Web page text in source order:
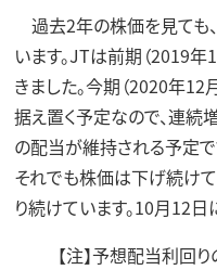
過去2年の株価を見ても
います。JTは前期（2019
きました。今期（2020年
据え置く予定なので、連続
の配当が維持される予定で
それでも株価は下げ続け
り続けています。10月12日
【注】予想配当利回